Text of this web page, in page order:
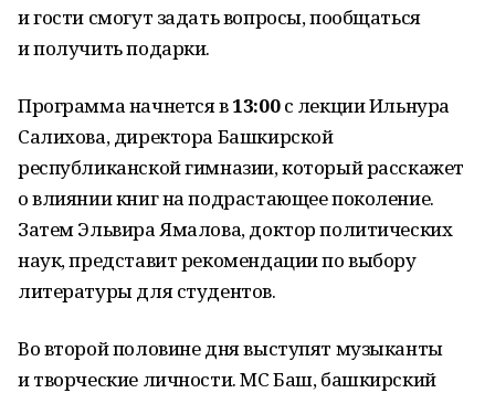
и гости смогут задать вопросы, пообщаться
и получить подарки.
Программа начнется в13:00с лекции Ильнура
Салихова, директора Башкирской
республиканской гимназии, который расскажет
о влиянии книг на подрастающее поколение.
Затем Эльвира Ямалова, доктор политических
наук, представит рекомендации по выбору
литературы для студентов.
Во второй половине дня выступят музыканты
и творческие личности. МС Баш, башкирский